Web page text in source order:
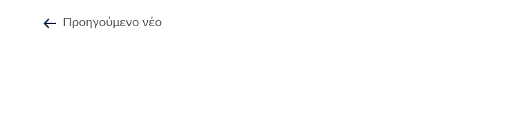
Προηγούμενο νέο